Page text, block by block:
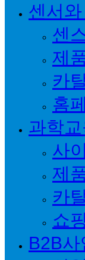
센서
센
제
카
홈
과학
사
제
카
쇼
B2B사